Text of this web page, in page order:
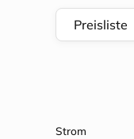
Preisliste
Strom